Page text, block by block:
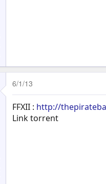
6/1/13
FFXII : http://
Link torrent